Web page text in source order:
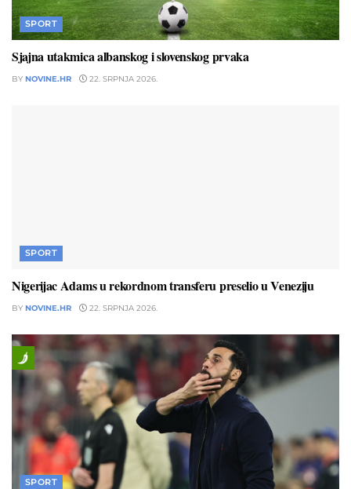
SPORT
Sjajna utakmica albanskog i slovenskog prvaka
BY NOVINE.HR 22. SRPNJA 2026.
SPORT
Nigerijac Adams u rekordnom transferu preselio u Veneziju
BY NOVINE.HR 22. SRPNJA 2026.
SPORT